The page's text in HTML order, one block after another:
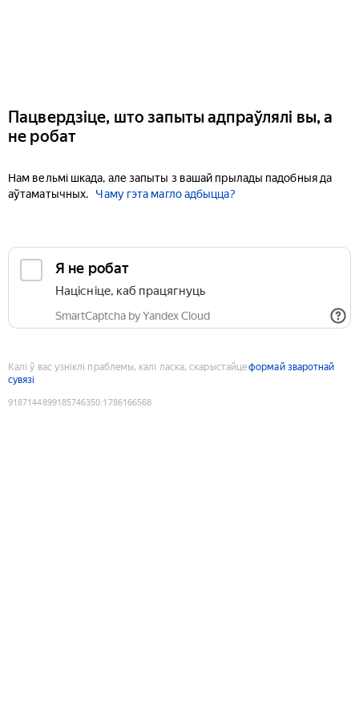
Пацвердзіце, што запыты адпраўлялі вы, а
не робат
Нам вельмі шкада, але запыты з вашай прылады падобныя да
аўтаматычных.
Чаму гэта магло адбыцца?
Я не робат
Націсніце, каб працягнуць
SmartCaptcha by Yandex Cloud
Калі ў вас узніклі праблемы, калі ласка, скарыстайцеформай зваротнай
сувязі
9187144899185746350:1786166568